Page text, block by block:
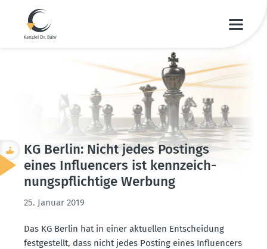
KG Berlin: Nicht jedes Postings
eines Influ­encers ist kennzeich­
nungs­pflichtige Werbung
25. Januar 2019
Das KG Berlin hat in einer aktuellen Entscheidung
festge­stellt, dass nicht jedes Posting eines Influ­encers